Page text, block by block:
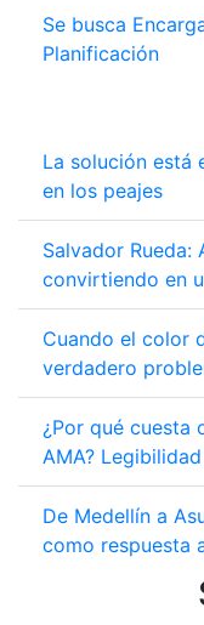
Se busca
Planificación
La solución está
en los peajes
Salvador Rueda:
convirtiendo en
Cuando el color
verdadero
¿Por qué cuesta
AMA?
De Medellín a
como respuesta